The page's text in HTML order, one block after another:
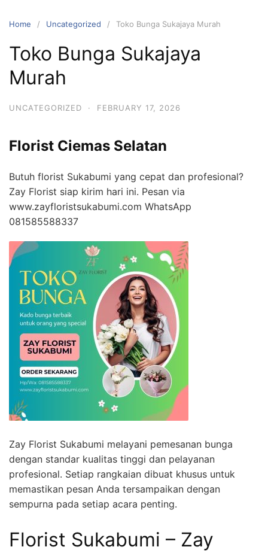
Home Uncategorized Toko Bunga Sukajaya Murah
Toko Bunga Sukajaya
Murah
UNCATEGORIZED · FEBRUARY 17, 2026
Florist Ciemas Selatan
Butuh florist Sukabumi yang cepat dan profesional?
Zay Florist siap kirim hari ini. Pesan via
www.zayfloristsukabumi.com WhatsApp
081585588337
Zay Florist Sukabumi melayani pemesanan bunga
dengan standar kualitas tinggi dan pelayanan
profesional. Setiap rangkaian dibuat khusus untuk
memastikan pesan Anda tersampaikan dengan
sempurna pada setiap acara penting.
Florist Sukabumi – Zay